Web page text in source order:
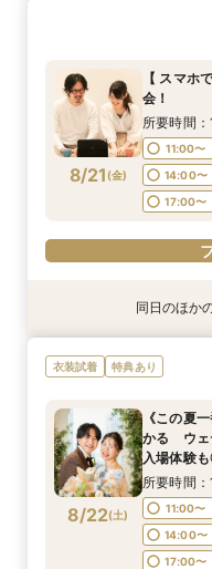
8/20(木)
【挙式＋
15:00〜
8/20(木)
【期間限
14:00〜
17:00〜
8/20(木)
11:00〜
17:00〜
8/20(木)
【結婚式
BIGフェア
所要時間
14:00〜
17:00〜
8/21 (金)
【 スマホ
会！
所要時間
11:00〜
14:00〜
17:00〜
8/21(金)
【挙式＋
る少人数ウ
11:00〜
15:00〜
8/21(金)
【期間限
ペーンフェ
11:00〜
14:00〜
17:00〜
8/21(金)
【結婚式の
11:00〜
14:00〜
17:00〜
8/21(金)
【結婚式
装ランク
BIGフェア
所要時間
11:00〜
14:00〜
17:00〜
8/21(金)
【和婚フ
婚が叶う
10:30〜
13:30〜
16:30〜
同日のほか
衣装試着 特典あり
8/22(土)
《この夏
かる ウェ
入場体験
所要時間
11:00〜
14:00〜
17:00〜